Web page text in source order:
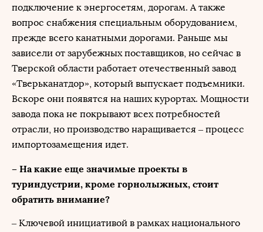
подключение к энергосетям, дорогам. А также
вопрос снабжения специальным оборудованием,
прежде всего канатными дорогами. Раньше мы
зависели от зарубежных поставщиков, но сейчас в
Тверской области работает отечественный завод
«Тверьканатдор», который выпускает подъемники.
Вскоре они появятся на наших курортах. Мощности
завода пока не покрывают всех потребностей
отрасли, но производство наращивается – процесс
импортозамещения идет.
– На какие еще значимые проекты в
туриндустрии, кроме горнолыжных, стоит
обратить внимание?
– Ключевой инициативой в рамках национального